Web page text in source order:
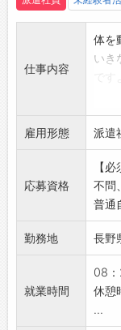
勤務
簡単
◆ご
即日
登録
☆
◆職
す。
みな
＾＾
☆
仕事内容
体を
いき
ご安
＼
まず
徐
心
製造
です
リー
【
・生
雇用形態 派遣
応募資格
【
不問
普通
勤務地 長野
就業時間
08：
休憩
...